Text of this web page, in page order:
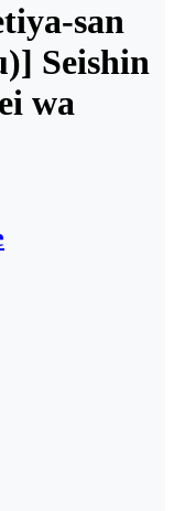
san
Seishin
wa